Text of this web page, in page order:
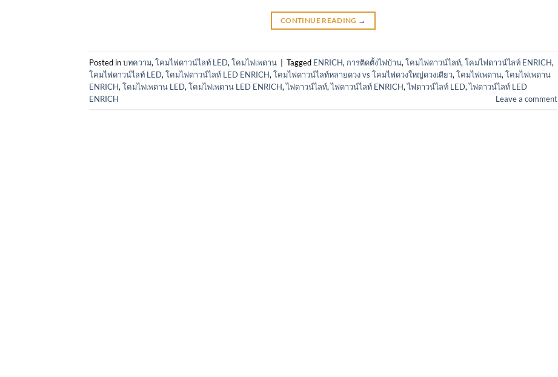
CONTINUE READING →
Posted inบทความ, โคมไฟดาวน์ไลท์ LED, โคมไฟเพดาน Tagged ENRICH, การติดตั้งไฟบ้าน, โคมไฟดาวน์ไลท์, โคมไฟดาวน์ไลท์ ENRICH,
โคมไฟดาวน์ไลท์ LED, โคมไฟดาวน์ไลท์ LED ENRICH, โคมไฟดาวน์ไลท์หลายดวง vs โคมไฟดวงใหญ่ดวงเดียว, โคมไฟเพดาน, โคมไฟเพดาน
ENRICH, โคมไฟเพดาน LED, โคมไฟเพดาน LED ENRICH,ไฟดาวน์ไลท์,ไฟดาวน์ไลท์ ENRICH,ไฟดาวน์ไลท์ LED,ไฟดาวน์ไลท์ LED
ENRICH
Leave a comment